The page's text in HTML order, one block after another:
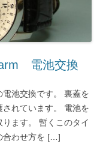
電池交換
池交換です。 裏蓋を
れています。 電池を
ます。 暫くこのタイ
合わせ方を […]